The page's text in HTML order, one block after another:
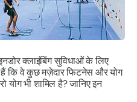
क्लाइंबिंग सुविधाओं के लिए
कि वे कुछ मज़ेदार फिटनेस और योग
योग भी शामिल है? जानिए इन